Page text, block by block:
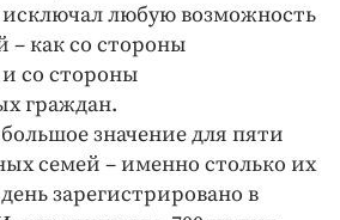
любую возможность
– как со стороны
со стороны
граждан.
значение для пяти
семей – именно столько их
зарегистрировано в